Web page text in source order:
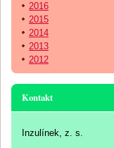
2016
2015
2014
2013
2012
Kontakt
Inzulínek, z. s.